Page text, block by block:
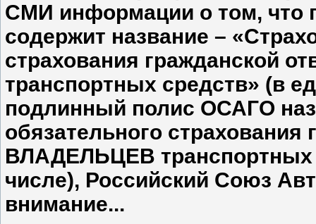
СМИ информации о том,
содержит название –
страхования гражданской
транспортных средств» (в
подлинный полис ОСАГО
обязательного страхования
ВЛАДЕЛЬЦЕВ транспортных
числе), Российский Союз
внимание...